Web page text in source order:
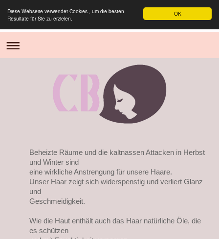
OK
Diese Webseite verwendet Cookies , um die besten
Resultate für Sie zu erzielen.
Beheizte Räume und die kaltnassen Attacken in Herbst
und Winter sind
eine wirkliche Anstrengung für unsere Haare.
Unser Haar zeigt sich widerspenstig und verliert Glanz
und
Geschmeidigkeit.
Wie die Haut enthält auch das Haar natürliche Öle, die
es schützen